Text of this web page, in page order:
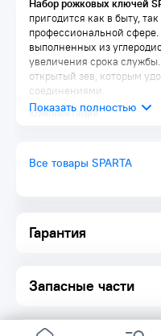
Гарантия
Запасные части
Набор рожковых ключей
пригодится как в быту,
профессиональной сфере.
выполненных из
увеличения срока
открытый зев, которым
соединениями.
Комплектация:
Упаковка 1 шт.
Все товары SPARTA